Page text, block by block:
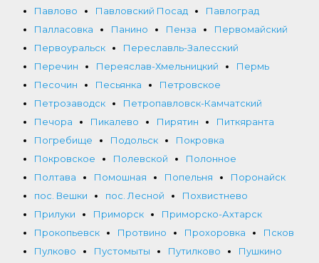
Павлово
Павловский Посад
Павлоград
Палласовка
Панино Пенза
Первомайский
Первоуральск
Переславль-Залесский
Перечин
Переяслав-Хмельницкий
Пермь
Песочин
Песьянка
Петровское
Петрозаводск
Петропавловск-Камчатский
Печора
Пикалево Пирятин
Питкяранта
Погребище
Подольск
Покровка
Покровское
Полевской
Полонное
Полтава
Помошная Попельня
Поронайск
пос. Вешки
пос. Лесной
Похвистнево
Прилуки
Приморск
Приморско-Ахтарск
Прокопьевск
Протвино Прохоровка
Псков
Пулково
Пустомыты Путилково
Пушкино